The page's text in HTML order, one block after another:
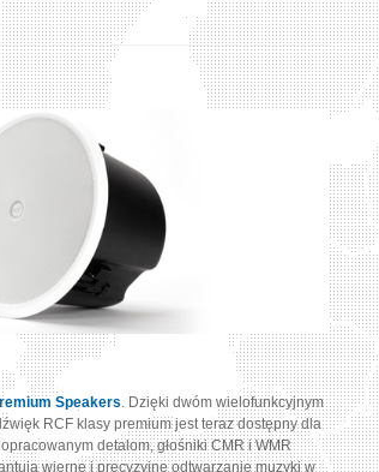
Speakers. Dzięki dwóm wielofunkcyjnym
RCF klasy premium jest teraz dostępny dla
detalom, głośniki CMR i WMR
wierne i precyzyjne odtwarzanie muzyki w